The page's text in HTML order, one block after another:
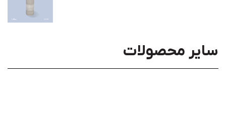
سایر محصولات